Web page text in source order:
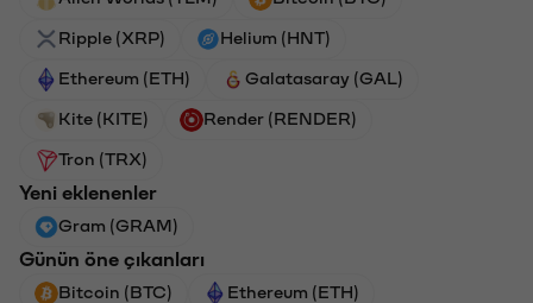
Ripple (XRP) Helium (HNT)
Ethereum (ETH) Galatasaray (GAL)
Kite (KITE) Render (RENDER)
Tron (TRX)
Yeni eklenenler
Gram (GRAM)
Günün öne çıkanları
Bitcoin (BTC) Ethereum (ETH)